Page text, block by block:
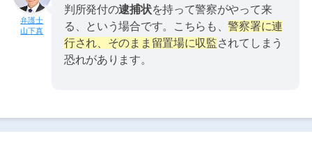
山下真
判所発付の逮捕状を持って警察がやって来
る、という場合です。こちらも、警察署に連
行され、そのまま留置場に収監されてしまう
恐れがあります。